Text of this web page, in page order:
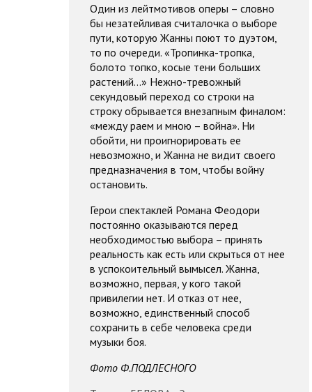
Один из лейтмотивов оперы – словно
бы незатейливая считалочка о выборе
пути, которую Жанны поют то дуэтом,
то по очереди. «Тропинка-тропка,
болото топко, косые тени больших
растений…» Нежно-тревожный
секундовый переход со строки на
строку обрывается внезапным финалом:
«между раем и мною – война». Ни
обойти, ни проигнорировать ее
невозможно, и Жанна не видит своего
предназначения в том, чтобы войну
остановить.
Герои спектаклей Романа Феодори
постоянно оказываются перед
необходимостью выбора – принять
реальность как есть или скрыться от нее
в успокоительный вымысел. Жанна,
возможно, первая, у кого такой
привилегии нет. И отказ от нее,
возможно, единственный способ
сохранить в себе человека среди
музыки боя.
Фото Ф.ПОДЛЕСНОГО